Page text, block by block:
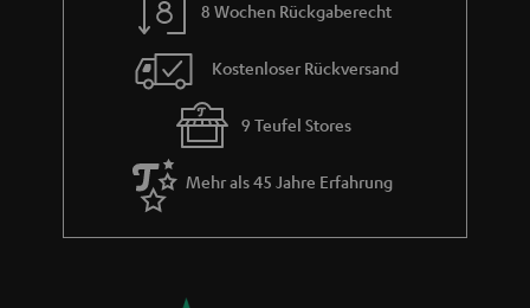
d
e
n
8 Wochen Rückgaberecht
Kostenloser Rückversand
9 Teufel Stores
Mehr als 45 Jahre Erfahrung